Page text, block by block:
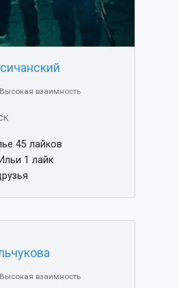
Высокая взаимность
45 лайков
1 лайк
Высокая взаимность